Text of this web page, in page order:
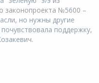
законопроекта №5600 –
но нужны другие
поддержку,